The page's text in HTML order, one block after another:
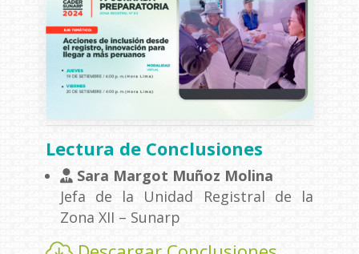
Lectura de Conclusiones
Sara Margot Muñoz Molina
Jefa de la Unidad Registral de la
Zona XII – Sunarp